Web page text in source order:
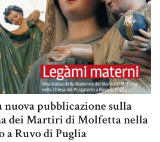
nuova pubblicazione sulla
dei Martiri di Molfetta nella
a Ruvo di Puglia